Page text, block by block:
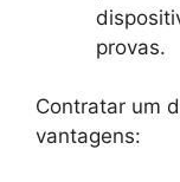
provas.
Contratar um
vantagens: